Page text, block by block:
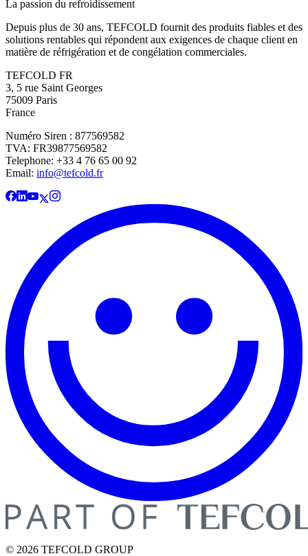
La passion du refroidissement
Depuis plus de 30 ans, TEFCOLD fournit des produits fiables et des
solutions rentables qui répondent aux exigences de chaque client en
matière de réfrigération et de congélation commerciales.
TEFCOLD FR
3, 5 rue Saint Georges
75009 Paris
France
Numéro Siren : 877569582
TVA: FR39877569582
Telephone: +33 4 76 65 00 92
Email: info@tefcold.fr
© 2026 TEFCOLD GROUP